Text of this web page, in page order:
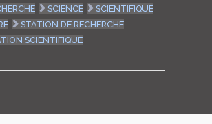
SCIENCE
SCIENTIFIQUE
STATION DE RECHERCHE
SCIENTIFIQUE